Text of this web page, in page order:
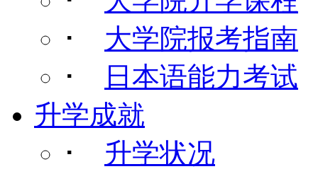
･ 大学院报考指南
･
日本语能力考试
升学成就
･ 升学状况